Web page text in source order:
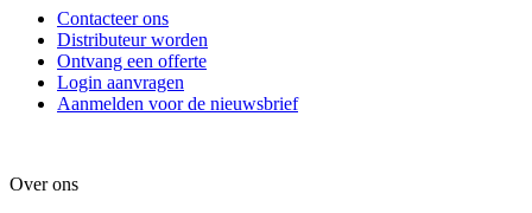
Contacteer ons
Distributeur worden
Ontvang een offerte
Login aanvragen
Aanmelden voor de nieuwsbrief
Over ons